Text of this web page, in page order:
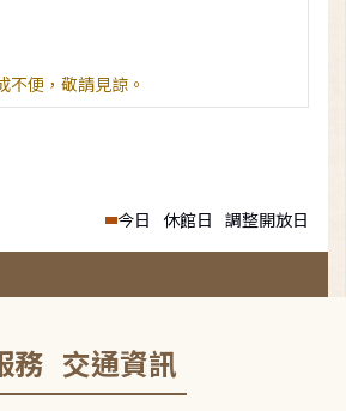
不便，敬請見諒。
今日 休館日 調整開放日
務 交通資訊